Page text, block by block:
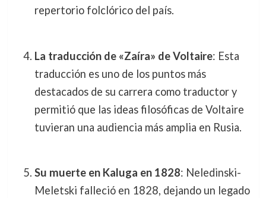
repertorio folclórico del país.
La traducción de «Zaíra» de Voltaire: Esta
traducción es uno de los puntos más
destacados de su carrera como traductor y
permitió que las ideas filosóficas de Voltaire
tuvieran una audiencia más amplia en Rusia.
Su muerte en Kaluga en 1828: Neledinski-
Meletski falleció en 1828, dejando un legado